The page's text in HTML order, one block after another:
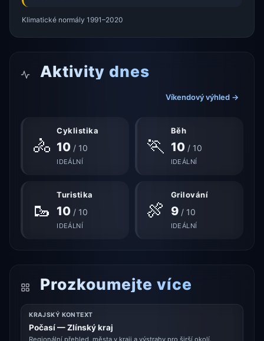
Klimatické normály 1991–2020
Aktivity dnes
Víkendový výhled →
🚴
Cyklistika
10 / 10
IDEÁLNÍ
🏃
Běh
10/ 10
IDEÁLNÍ
🥾
Turistika
10 / 10
IDEÁLNÍ
🍖
Grilování
9/ 10
IDEÁLNÍ
Prozkoumejte více
KRAJSKÝ KONTEXT
Počasí — Zlínský kraj
Regionální přehled, města v kraji a výstrahy pro širší okolí.